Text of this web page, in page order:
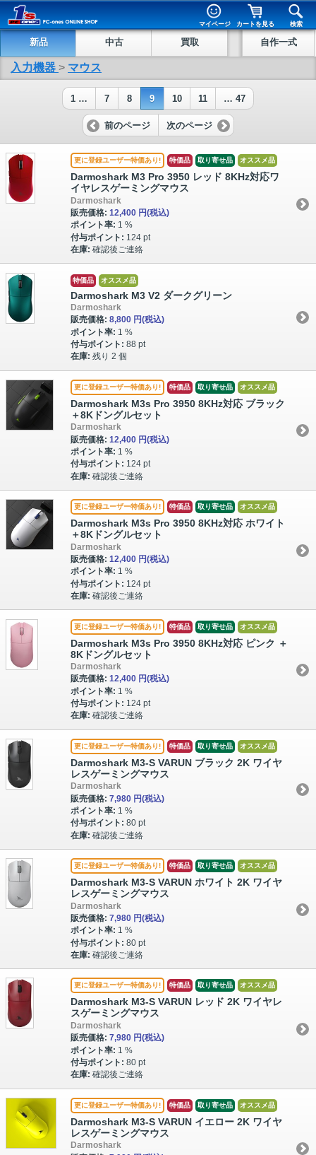
マイページ カートを見る 検索
新品 中古 買取 自作一式
入力機器 > マウス
1 … 7 8 9 10 11 … 47
前のページ 次のページ
更に登録ユーザー特価あり! 特価品 取り寄せ品 オススメ品
Darmoshark M3 Pro 3950 レッド 8KHz対応ワ
イヤレスゲーミングマウス
Darmoshark
販売価格: 12,400 円(税込)
ポイント率: 1 %
付与ポイント: 124 pt
在庫: 確認後ご連絡
特価品 オススメ品
Darmoshark M3 V2 ダークグリーン
Darmoshark
販売価格: 8,800 円(税込)
ポイント率: 1 %
付与ポイント: 88 pt
在庫: 残り 2 個
更に登録ユーザー特価あり! 特価品 取り寄せ品 オススメ品
Darmoshark M3s Pro 3950 8KHz対応 ブラック
＋8Kドングルセット
Darmoshark
販売価格: 12,400 円(税込)
ポイント率: 1 %
付与ポイント: 124 pt
在庫: 確認後ご連絡
更に登録ユーザー特価あり! 特価品 取り寄せ品 オススメ品
Darmoshark M3s Pro 3950 8KHz対応 ホワイト
＋8Kドングルセット
Darmoshark
販売価格: 12,400 円(税込)
ポイント率: 1 %
付与ポイント: 124 pt
在庫: 確認後ご連絡
更に登録ユーザー特価あり! 特価品 取り寄せ品 オススメ品
Darmoshark M3s Pro 3950 8KHz対応 ピンク ＋
8Kドングルセット
Darmoshark
販売価格: 12,400 円(税込)
ポイント率: 1 %
付与ポイント: 124 pt
在庫: 確認後ご連絡
更に登録ユーザー特価あり! 特価品 取り寄せ品 オススメ品
Darmoshark M3-S VARUN ブラック 2K ワイヤ
レスゲーミングマウス
Darmoshark
販売価格: 7,980 円(税込)
ポイント率: 1 %
付与ポイント: 80 pt
在庫: 確認後ご連絡
更に登録ユーザー特価あり! 特価品 取り寄せ品 オススメ品
Darmoshark M3-S VARUN ホワイト 2K ワイヤ
レスゲーミングマウス
Darmoshark
販売価格: 7,980 円(税込)
ポイント率: 1 %
付与ポイント: 80 pt
在庫: 確認後ご連絡
更に登録ユーザー特価あり! 特価品 取り寄せ品 オススメ品
Darmoshark M3-S VARUN レッド 2K ワイヤレ
スゲーミングマウス
Darmoshark
販売価格: 7,980 円(税込)
ポイント率: 1 %
付与ポイント: 80 pt
在庫: 確認後ご連絡
更に登録ユーザー特価あり! 特価品 取り寄せ品 オススメ品
Darmoshark M3-S VARUN イエロー 2K ワイヤ
レスゲーミングマウス
Darmoshark